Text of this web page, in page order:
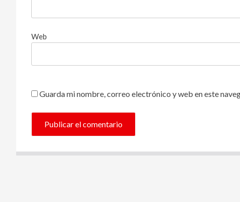
Web
Guarda mi nombre, correo electrónico y web en este